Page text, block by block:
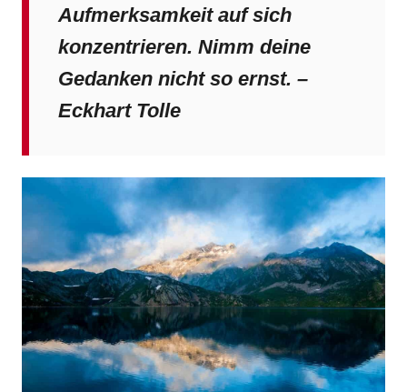
Aufmerksamkeit auf sich
konzentrieren. Nimm deine
Gedanken nicht so ernst. –
Eckhart Tolle